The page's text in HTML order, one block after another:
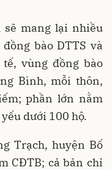
mang lại nhiều
bào DTTS và
vùng đồng bào
Bình, mỗi thôn,
phần lớn nằm
dưới 100 hộ.
Trạch, huyện Bố
CĐTB; cả bản chỉ